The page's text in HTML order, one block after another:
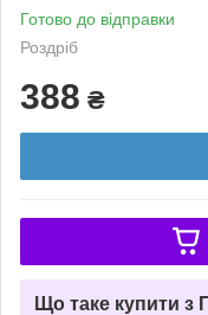
Готово до відправки
Роздріб
388 ₴
Що таке купити з